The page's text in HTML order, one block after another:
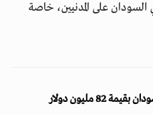
على المدنيين، خاصة
مليون دولار